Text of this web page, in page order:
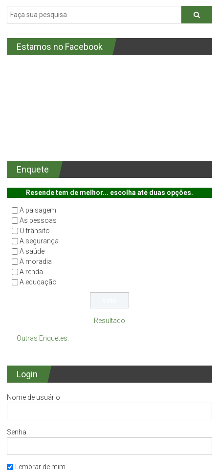
Estamos no Facebook
Enquete
Resende tem de melhor... escolha até duas opções.
A paisagem
As pessoas
O trânsito
A segurança
A saúde
A moradia
A renda
A educação
Resultado
Outras Enquetes.
Login
Nome de usuário
Senha
Lembrar de mim